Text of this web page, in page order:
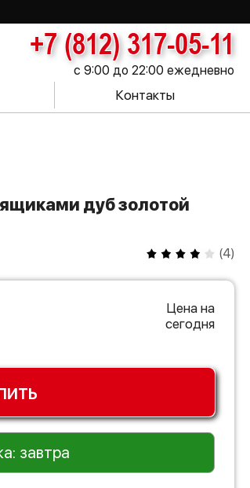
+7 (812) 317-05-11
с 9:00 до 22:00 ежедневно
Контакты
(4)
Цена на
сегодня
завтра